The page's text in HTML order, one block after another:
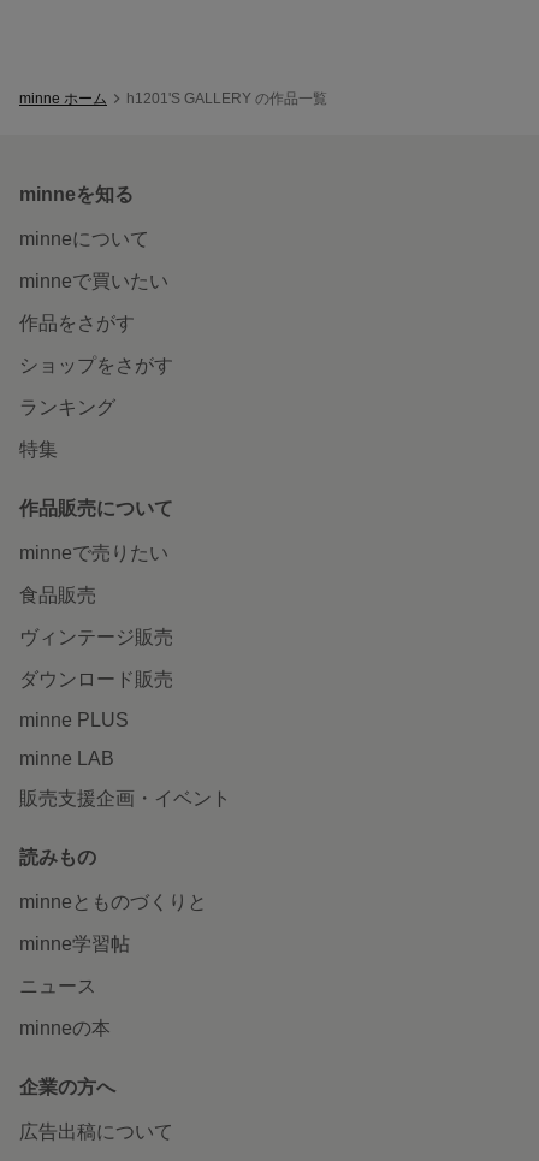
minne ホーム h1201'S GALLERY の作品一覧
minneを知る
minneについて
minneで買いたい
作品をさがす
ショップをさがす
ランキング
特集
作品販売について
minneで売りたい
食品販売
ヴィンテージ販売
ダウンロード販売
minne PLUS
minne LAB
販売支援企画・イベント
読みもの
minneとものづくりと
minne学習帖
ニュース
minneの本
企業の方へ
広告出稿について